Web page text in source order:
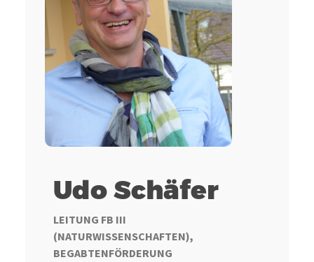
Udo Schäfer
LEITUNG FB III
(NATURWISSENSCHAFTEN),
BEGABTENFÖRDERUNG